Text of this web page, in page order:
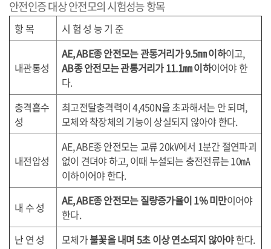
안전인증 대상 안전모의 시험성능 항목
항 목 시 험 성 능 기 준
내관통성
AE, ABE종 안전모는 관통거리가9.5㎜ 이하이고,
AB종 안전모는 관통거리가11.1㎜ 이하이어야 한
다.
충격흡수
성
최고전달충격력이4,450N을 초과해서는 안 되며,
모체와 착장체의 기능이 상실되지 않아야 한다.
내전압성
AE, ABE종 안전모는 교류20㎸에서 1분간 절연파괴
없이 견뎌야 하고,이때 누설되는 충전전류는10㎃
이하이어야 한다.
내 수 성 AE, ABE종 안전모는 질량증가율이1%미만이어야
한다.
난 연 성
모체가불꽃을 내며5초 이상 연소되지 않아야한다.